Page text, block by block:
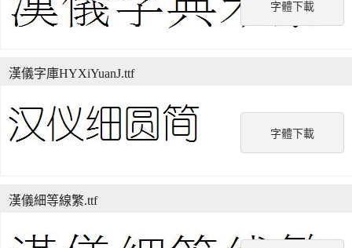
字體下載
字體下載
漢儀字庫HYXiYuanJ.ttf
漢儀細等線繁.ttf